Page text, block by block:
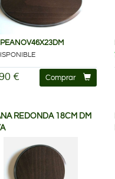
€ Comprar
REDONDA 18CM DM